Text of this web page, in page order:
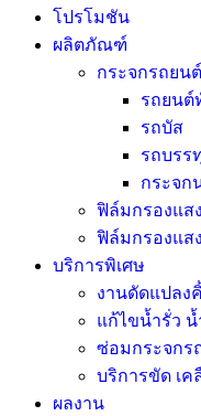
โปรโมชัน
ผลิตภัณฑ์
กระจกรถยนต์
รถยนต์
รถบัส
รถบรร
กระจก
ฟิล์มกรองแส
ฟิล์มกรองแส
บริการพิเศษ
งานดัดแปลง
แก้ไขน้ำรั่ว
ซ่อมกระจกร
บริการขัด เค
ผลงาน